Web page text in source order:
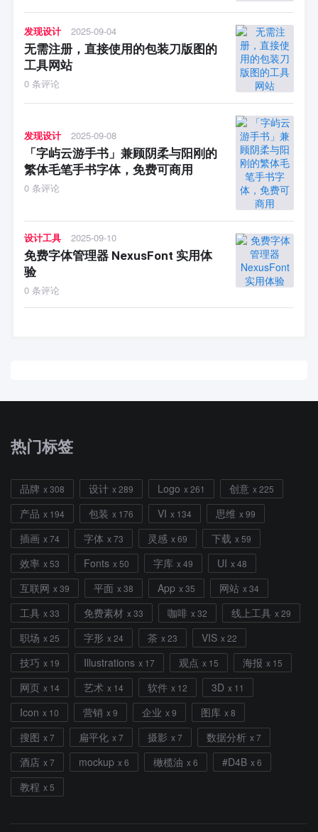
发现设计 2025-09-04
无需注册，直接使用的包装刀版图的
工具网站
0 条评论
发现设计 2025-09-08
「字屿云游手书」兼顾阴柔与阳刚的
繁体毛笔手书字体，免费可商用
0 条评论
设计工具 2025-09-10
免费字体管理器 NexusFont 实用体
验
0 条评论
热门标签
品牌 x 308 设计 x 289 Logo x 261 创意 x 225
产品 x 194 包装 x 176 VI x 134 思维 x 99
插画 x 74 字体 x 73 灵感 x 69 下载 x 59
效率 x 53 Fonts x 50 字库 x 49 UI x 48
互联网 x 39 平面 x 38 App x 35 网站 x 34
工具 x 33 免费素材 x 33 咖啡 x 32 线上工具 x 29
职场 x 25 字形 x 24 茶 x 23 VIS x 22
技巧 x 19 Illustrations x 17 观点 x 15 海报 x 15
网页 x 14 艺术 x 14 软件 x 12 3D x 11
Icon x 10 营销 x 9 企业 x 9 图库 x 8
搜图 x 7 扁平化 x 7 摄影 x 7 数据分析 x 7
酒店 x 7 mockup x 6 橄榄油 x 6 #D4B x 6
教程 x 5